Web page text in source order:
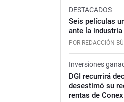
DESTACADOS
Seis películas
ante la
POR REDACCIÓN
Inversiones
DGI recurrirá
desestimó su
rentas de